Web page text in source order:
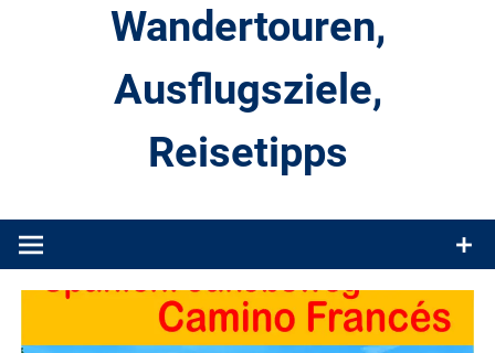
Wandertouren,
Ausflugsziele,
Reisetipps
Produkttests und Buchrezensionen. Ein Blog für alle, die gern